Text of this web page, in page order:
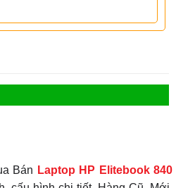
Bán Laptop HP Elitebook 840